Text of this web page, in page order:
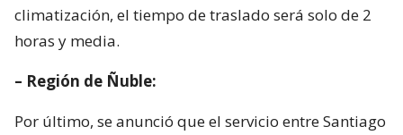
climatización, el tiempo de traslado será solo de 2
horas y media.
– Región de Ñuble:
Por último, se anunció que el servicio entre Santiago